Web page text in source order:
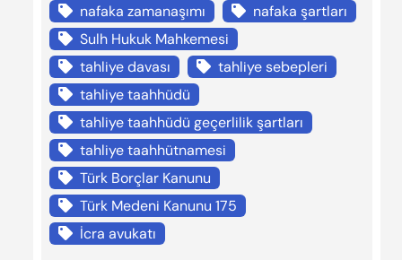
nafaka zamanaşımı
nafaka şartları
Sulh Hukuk Mahkemesi
tahliye davası
tahliye sebepleri
tahliye taahhüdü
tahliye taahhüdü geçerlilik şartları
tahliye taahhütnamesi
Türk Borçlar Kanunu
Türk Medeni Kanunu 175
İcra avukatı